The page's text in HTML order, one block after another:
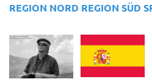
REGION NORD REGION SÜD